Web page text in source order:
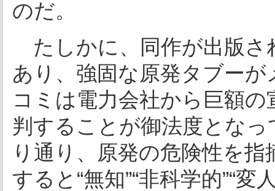
のだ。
たしかに、同作が出版さ
あり、強固な原発タブー
コミは電力会社から巨額
判することが御法度とな
り通り、原発の危険性を
すると“無知”“非科学的”“